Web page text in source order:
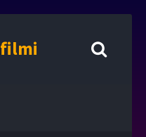
filmi